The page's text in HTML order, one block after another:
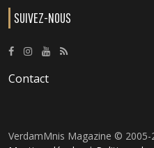
SUIVEZ-NOUS
Contact
VerdamMnis Magazine ©